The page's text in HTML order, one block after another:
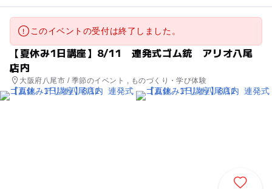
このイベントの受付は終了しました。
【夏休み1日講座】8/11 連発式ゴム銃 アリオ八尾
店内
大阪府八尾市 / 季節のイベント , ものづくり・学び体験